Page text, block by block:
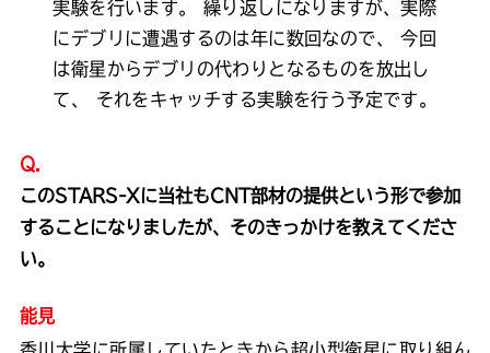
実験を行います。
繰り返しになりますが、実際
にデブリに遭遇するのは年に数回なので、
今回
は衛星からデブリの代わりとなるものを放出し
て、
それをキャッチする実験を行う予定です。
Q.
このSTARS-Xに当社もCNT部材の提供という形で参加
することになりましたが、そのきっかけを教えてくださ
い。
能見